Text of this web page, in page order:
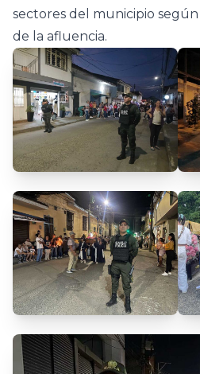
sectores del municipio
de la afluencia.